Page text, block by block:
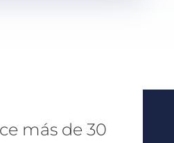
más de 30